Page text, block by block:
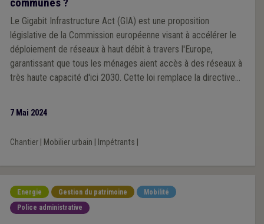
Le Gigabit Infrastructure Act (GIA) est une proposition
législative de la Commission européenne visant à accélérer le
déploiement de réseaux à haut débit à travers l'Europe,
garantissant que tous les ménages aient accès à des réseaux à
très haute capacité d'ici 2030. Cette loi remplace la directive
7 Mai 2024
Chantier| Mobilier urbain Impétrants
Energie Gestion du patrimoine
Mobilité
Police administrative